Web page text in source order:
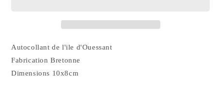
Autocollant de l'ile d'Ouessant
Fabrication Bretonne
Dimensions 10x8cm